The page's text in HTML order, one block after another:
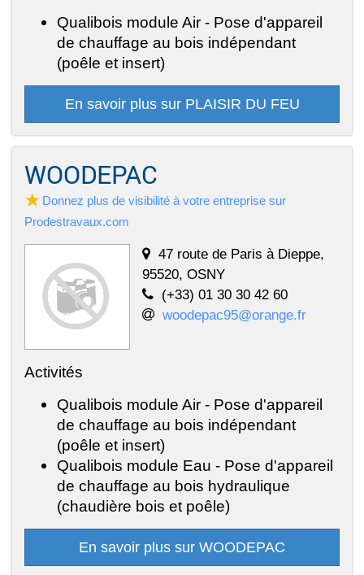
Qualibois module Air - Pose d'appareil
de chauffage au bois indépendant
(poêle et insert)
En savoir plus sur PLAISIR DU FEU
WOODEPAC
Donnez plus de visibilité à votre entreprise sur
Prodestravaux.com
47 route de Paris à Dieppe,
95520, OSNY
(+33) 01 30 30 42 60
woodepac95@orange.fr
Activités
Qualibois module Air - Pose d'appareil
de chauffage au bois indépendant
(poêle et insert)
Qualibois module Eau - Pose d'appareil
de chauffage au bois hydraulique
(chaudière bois et poêle)
En savoir plus sur WOODEPAC